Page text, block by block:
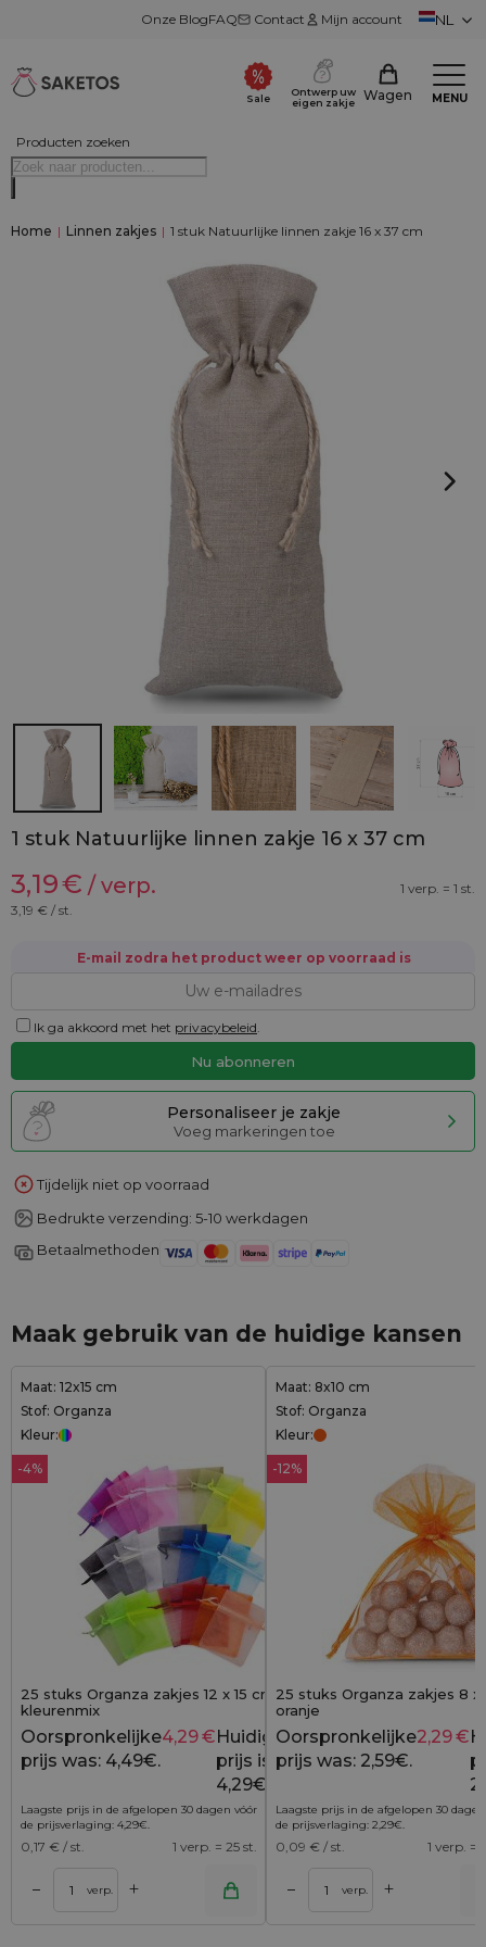
Onze BlogFAQ Contact Mijn account NL
Producten zoeken
Sale
Ontwerp uw
eigen zakje
Wagen MENU
Home | Linnen zakjes | 1 stuk Natuurlijke linnen zakje 16 x 37 cm
1 stuk Natuurlijke linnen zakje 16 x 37 cm
3,19€ / verp.
1 verp. = 1 st.
3,19 € / st.
E-mail zodra het product weer op voorraad is
Ik ga akkoord met het privacybeleid.
Personaliseer je zakje
Voeg markeringen toe
Tijdelijk niet op voorraad
Bedrukte verzending: 5-10 werkdagen
Betaalmethoden
Maak gebruik van de huidige kansen
Maat: 12x15 cm
Stof: Organza
Kleur:
-4%
25 stuks Organza zakjes 12 x 15 cm -
kleurenmix
4,49 €
Oorspronkelijke
prijs was: 4,49€.
4,29€Huidige
prijs is:
4,29€.
Laagste prijs in de afgelopen 30 dagen vóór
de prijsverlaging: 4,29€.
0,17 € / st. 1 verp. = 25 st.
– verp. +
Maat: 8x10 cm
Stof: Organza
Kleur:
-12%
25 stuks Organza zakjes 8 x
oranje
Oorspronkelijke
prijs was: 2,59€.
2,29€
Laagste prijs in de afgelopen 30
de prijsverlaging: 2,29€.
0,09 € / st. 1 verp. =
– verp. +
Toevoegen aan winkelwagen Toevoegen aan